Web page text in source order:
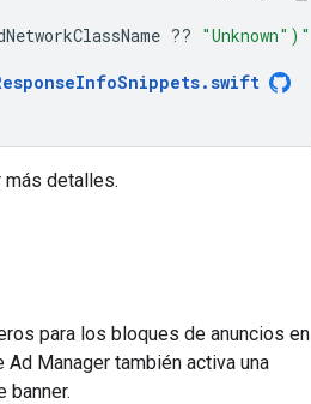
?? "Unknown" ) "
.swift
más detalles.
para los bloques de anuncios en
Ad Manager también activa una
banner.